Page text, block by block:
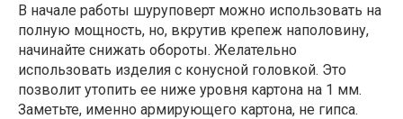
В начале работы шуруповерт можно использовать на
полную мощность, но, вкрутив крепеж наполовину,
начинайте снижать обороты. Желательно
использовать изделия с конусной головкой. Это
позволит утопить ее ниже уровня картона на 1 мм.
Заметьте, именно армирующего картона, не гипса.